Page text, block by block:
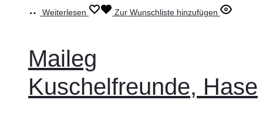
Weiterlesen
Zur Wunschliste hinzufügen
Maileg
Kuschelfreunde, Hase